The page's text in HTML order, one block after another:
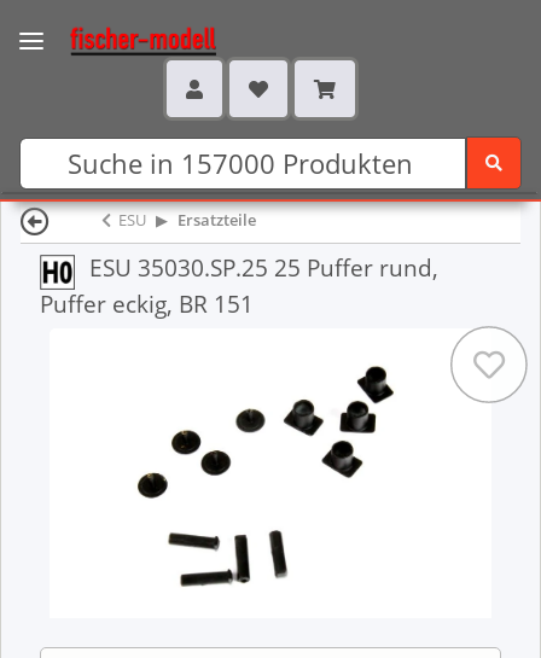
ESU Ersatzteile
ESU 35030.SP.25 25 Puffer rund,
Puffer eckig, BR 151